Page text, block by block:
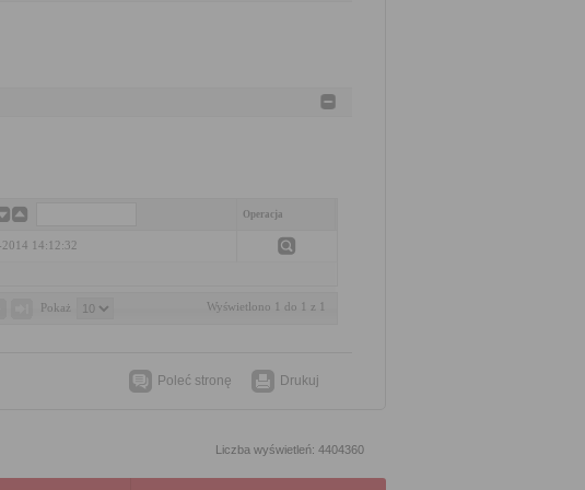
Operacja
14:12:32
Pokaż Wyświetlono 1 do 1 z 1
Poleć stronę Drukuj
Liczba wyświetleń: 4404360